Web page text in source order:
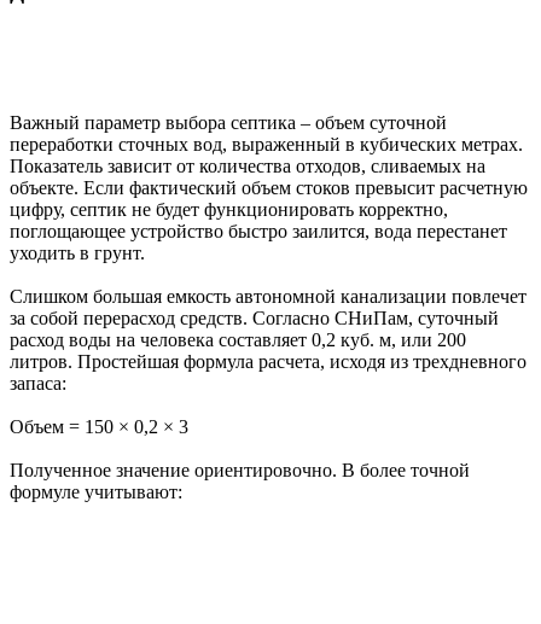
Важный параметр выбора септика – объем суточной
переработки сточных вод, выраженный в кубических метрах.
Показатель зависит от количества отходов, сливаемых на
объекте. Если фактический объем стоков превысит расчетную
цифру, септик не будет функционировать корректно,
поглощающее устройство быстро заилится, вода перестанет
уходить в грунт.
Слишком большая емкость автономной канализации повлечет
за собой перерасход средств. Согласно СНиПам, суточный
расход воды на человека составляет 0,2 куб. м, или 200
литров. Простейшая формула расчета, исходя из трехдневного
запаса:
Объем = 150 × 0,2 × 3
Полученное значение ориентировочно. В более точной
формуле учитывают: